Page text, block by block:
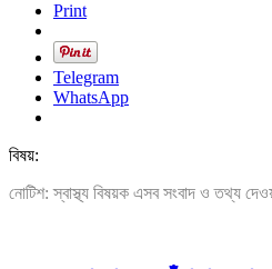
Print
Telegram
WhatsApp
বিষয়:
নোটিশ: স্বাস্থ্য বিষয়ক এসব সংবাদ ও তথ্য